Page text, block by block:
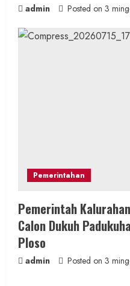
admin Posted on 3
Pemerintahan
Pemerintah
Calon Dukuh
Ploso
admin Posted on 3